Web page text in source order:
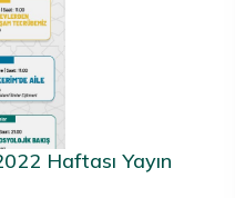
Haftası Yayın